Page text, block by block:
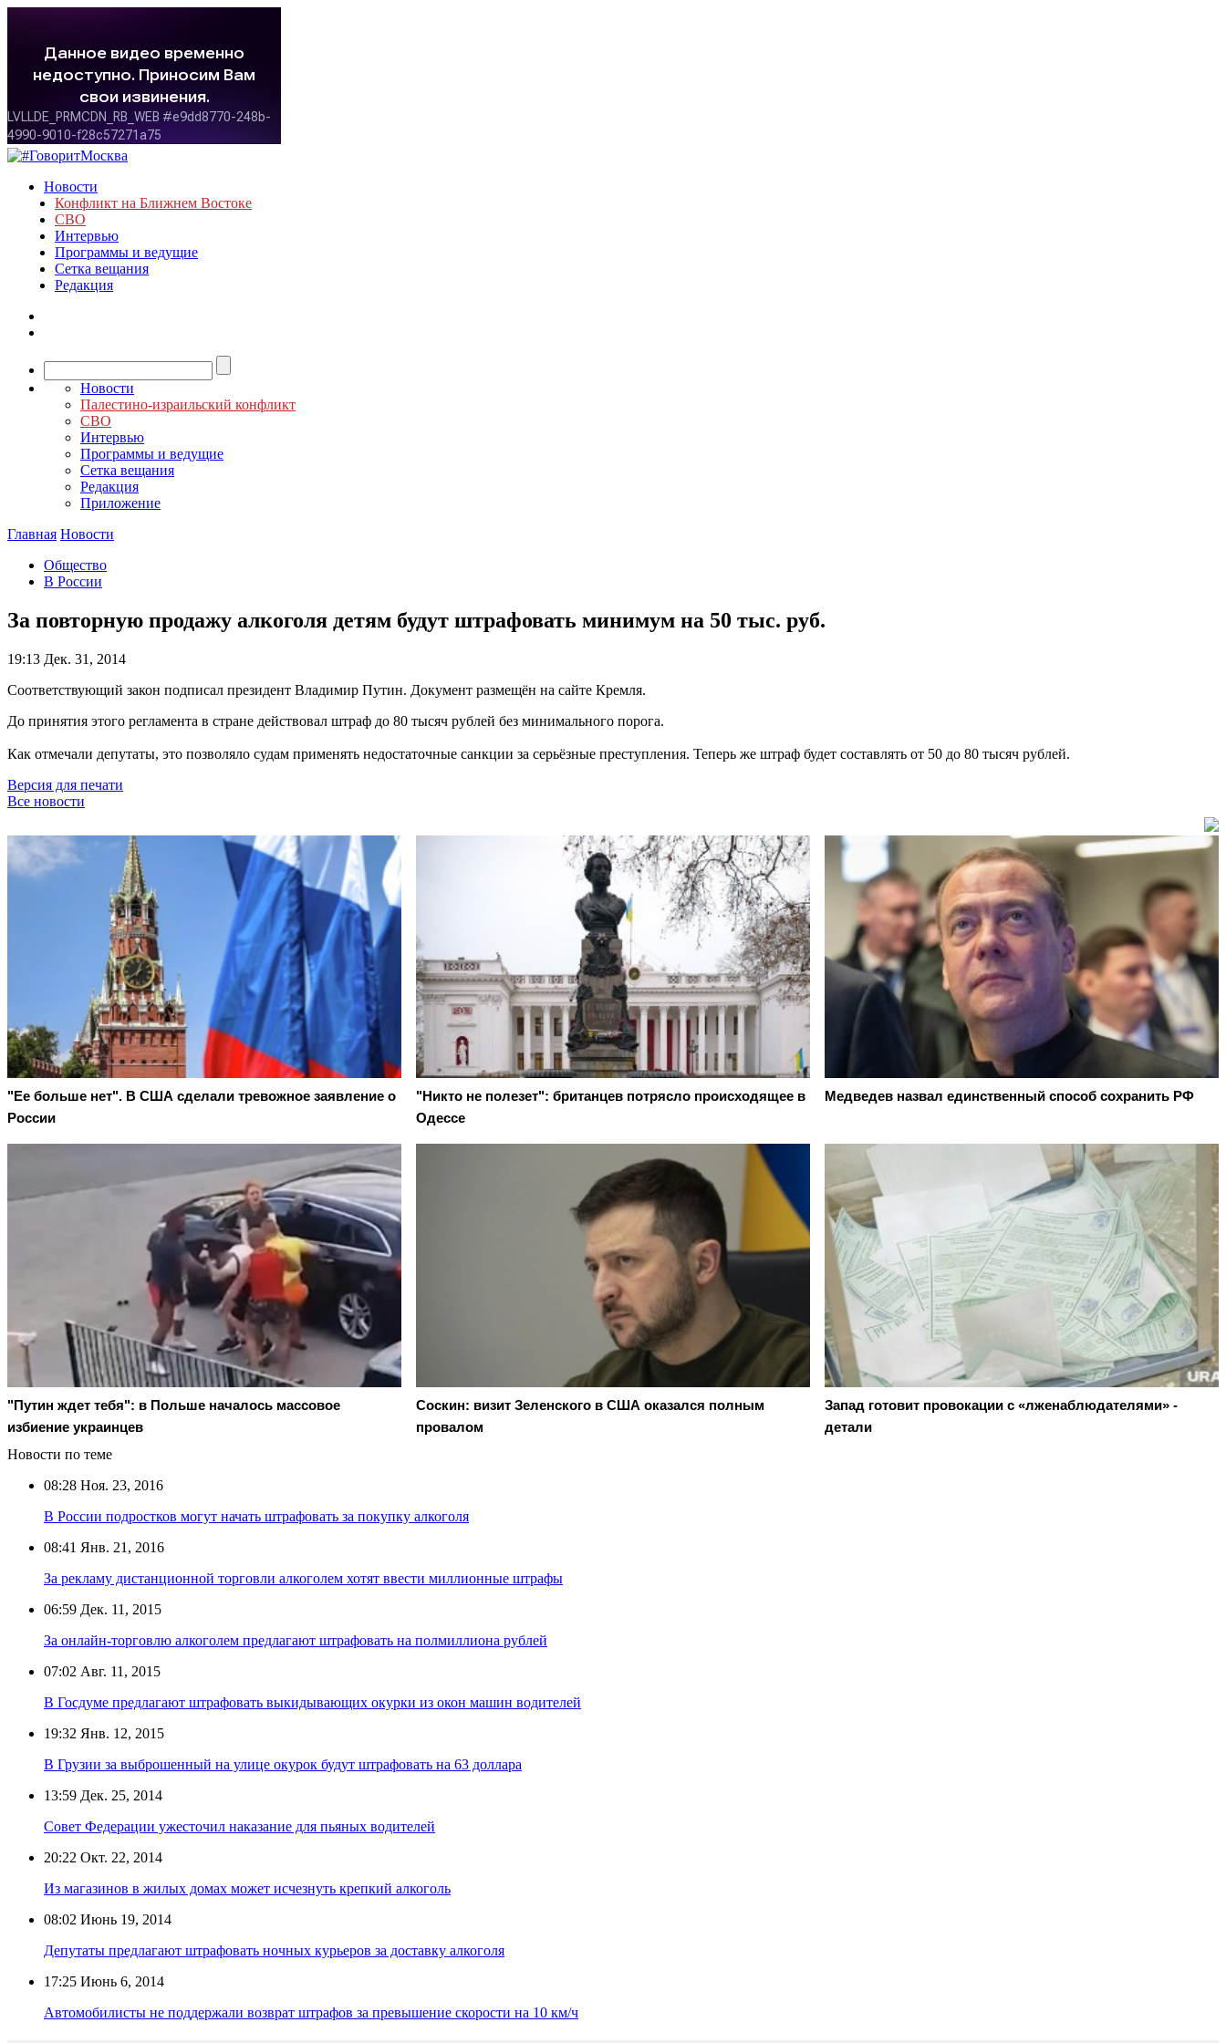
Новости
Конфликт на Ближнем Востоке
СВО
Интервью
Программы и ведущие
Сетка вещания
Редакция
Новости
Палестино-израильский конфликт
СВО
Интервью
Программы и ведущие
Сетка вещания
Редакция
Приложение
Главная Новости
Общество
В России
За повторную продажу алкоголя детям будут штрафовать минимум на 50 тыс. руб.
19:13 Дек. 31, 2014
Соответствующий закон подписал президент Владимир Путин. Документ размещён на сайте Кремля.
До принятия этого регламента в стране действовал штраф до 80 тысяч рублей без минимального порога.
Как отмечали депутаты, это позволяло судам применять недостаточные санкции за серьёзные преступления. Теперь же штраф будет составлять от 50 до 80 тысяч рублей.
Версия для печати
Все новости
"Ее больше нет". В США сделали тревожное заявление о
России
"Никто не полезет": британцев потрясло происходящее в
Одессе
Медведев назвал единственный способ сохранить РФ
"Путин ждет тебя": в Польше началось массовое
избиение украинцев
Соскин: визит Зеленского в США оказался полным
провалом
Запад готовит провокации с «лженаблюдателями» -
детали
Новости по теме
08:28 Ноя. 23, 2016
В России подростков могут начать штрафовать за покупку алкоголя
08:41 Янв. 21, 2016
За рекламу дистанционной торговли алкоголем хотят ввести миллионные штрафы
06:59 Дек. 11, 2015
За онлайн-торговлю алкоголем предлагают штрафовать на полмиллиона рублей
07:02 Авг. 11, 2015
В Госдуме предлагают штрафовать выкидывающих окурки из окон машин водителей
19:32 Янв. 12, 2015
В Грузии за выброшенный на улице окурок будут штрафовать на 63 доллара
13:59 Дек. 25, 2014
Совет Федерации ужесточил наказание для пьяных водителей
20:22 Окт. 22, 2014
Из магазинов в жилых домах может исчезнуть крепкий алкоголь
08:02 Июнь 19, 2014
Депутаты предлагают штрафовать ночных курьеров за доставку алкоголя
17:25 Июнь 6, 2014
Автомобилисты не поддержали возврат штрафов за превышение скорости на 10 км/ч